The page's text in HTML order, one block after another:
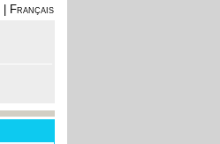
Français